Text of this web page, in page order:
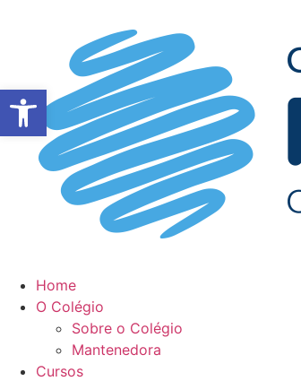
Home
O Colégio
Sobre o Colégio
Mantenedora
Cursos
Abrir a barra de ferramentas